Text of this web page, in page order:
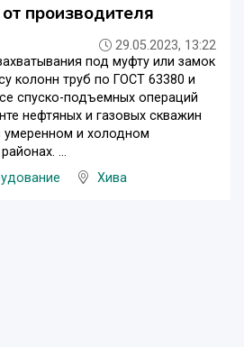
производителя
29.05.2023, 13:22
под муфту или замок
колонн труб по ГОСТ 63380 и
спуско-подъемных операций
нефтяных и газовых скважин
умеренном и холодном
...
Хива